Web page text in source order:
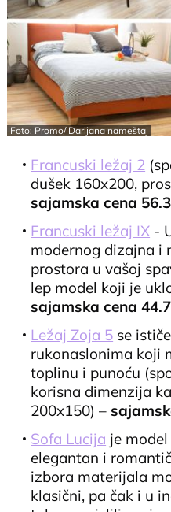
Foto: Promo/ Darijana nameštaj
Francuski ležaj 2
dušek 160x200,
sajamska cena
Francuski ležaj IX -
modernog dizajna i
prostora u vašoj
lep model koji je
sajamska cena
Ležaj Zoja 5 se
rukonaslonima koji
toplinu i punoću
korisna dimenzija
200x150) –
Sofa Lucija je
elegantan i
izbora materijala
klasični, pa čak i u